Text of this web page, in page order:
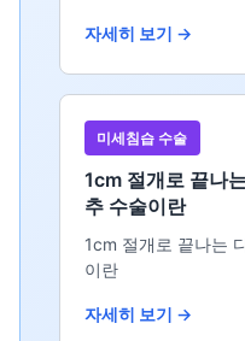
자세히 보기 →
미세침습 수술
1cm 절개로 끝나
추 수술이란
1cm 절개로 끝나는
이란
자세히 보기 →